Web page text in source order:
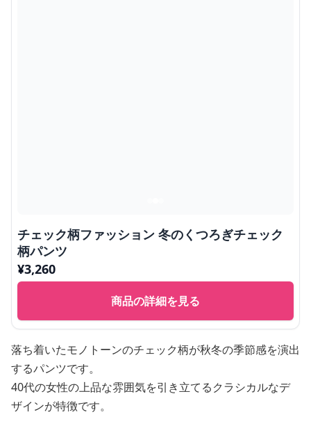
チェック柄ファッション 冬のくつろぎチェック
柄パンツ
¥3,260
商品の詳細を見る
落ち着いたモノトーンのチェック柄が秋冬の季節感を演出
するパンツです。
40代の女性の上品な雰囲気を引き立てるクラシカルなデ
ザインが特徴です。